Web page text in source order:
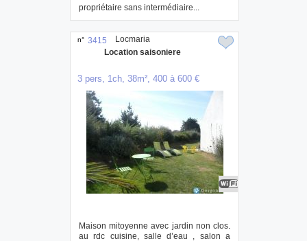
propriétaire sans intermédiaire...
n° 3415
Location saisoniere
3 pers, 1ch, 38m², 400 à 600 €
Maison mitoyenne avec jardin non clos.
au rdc cuisine, salle d’eau , salon a
Locmaria